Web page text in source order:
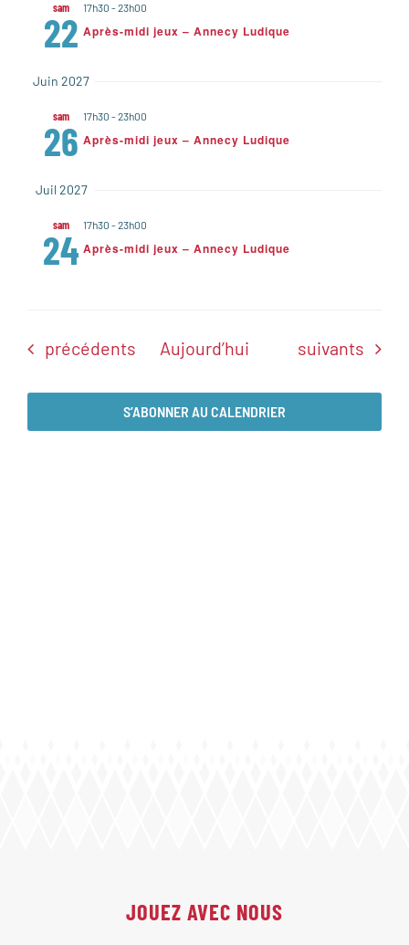
sam
22
17h30 -23h00
Après-midi jeux – Annecy Ludique
Juin 2027
sam
26
17h30 -23h00
Après-midi jeux – Annecy Ludique
Juil 2027
sam
24
17h30 -23h00
Après-midi jeux – Annecy Ludique
Évènements
précédents Aujourd’hui Évènements
suivants
S’ABONNER AU CALENDRIER
JOUEZ AVEC NOUS